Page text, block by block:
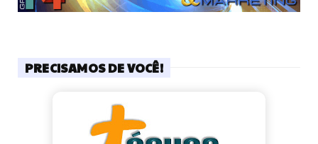
PRECISAMOS DE VOCÊ!